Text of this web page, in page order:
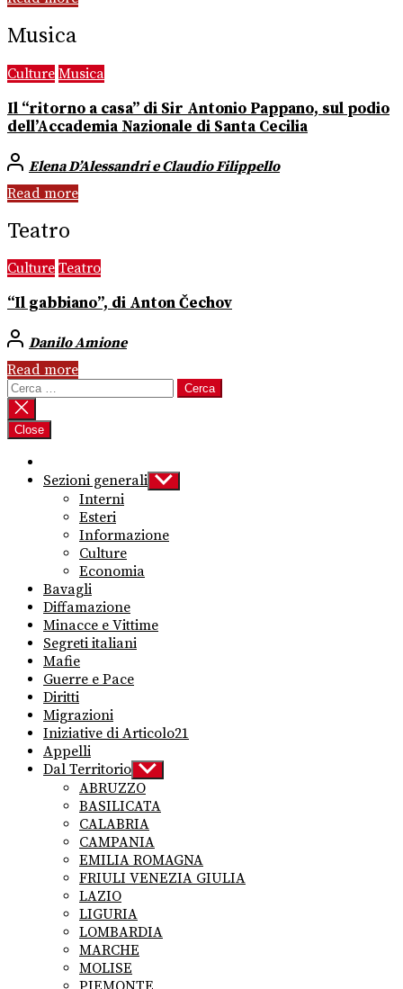
Musica
Culture Musica
Il “ritorno a casa” di Sir Antonio Pappano, sul podio
dell’Accademia Nazionale di Santa Cecilia
Elena D’Alessandri e Claudio Filippello
Read more
Teatro
Culture Teatro
“Il gabbiano”, di Anton Čechov
Danilo Amione
Read more
Ricerca
per:
Close
Sezioni generali Show
sub
Interni
Esteri
Informazione
Culture
Economia
Bavagli
Diffamazione
Minacce e Vittime
Segreti italiani
Mafie
Guerre e Pace
Diritti
Migrazioni
Iniziative di Articolo21
Appelli
Dal Territorio Show
sub
menu
ABRUZZO
BASILICATA
CALABRIA
CAMPANIA
EMILIA ROMAGNA
FRIULI VENEZIA GIULIA
LAZIO
LIGURIA
LOMBARDIA
MARCHE
MOLISE